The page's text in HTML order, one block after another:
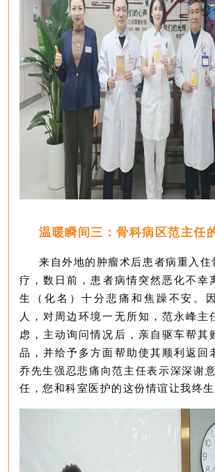
温暖瞬间三： 骨科病区范主任
来自外地的 肿瘤术后患者病重 入住
疗 ，数日前， 患者病情突然恶化不幸
生（化名）十分悲痛和焦躁不安 。
人， 对周边环境一无所知，范永峰主
虑，主动询问情况后， 亲自驱车帮其
品 ，并给予多方面帮助使其顺利返回
乔先生强忍悲痛向范主任表示深深谢
任，您和科室医护的这份情谊让我终